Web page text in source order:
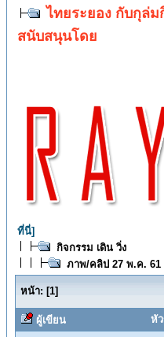
ไทยระยอง กับกุล่ม
สนับสนุนโดย
ที่นี่]
กิจกรรม เดิน วิ่ง
ภาพ/คลิป 27 พ.ค. 61
หน้า: [1]
ผู้เขียน หั